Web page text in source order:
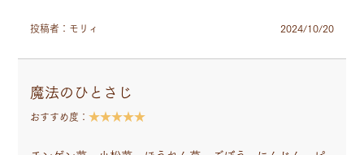
投稿者：モリィ 2024/10/20
魔法のひとさじ
おすすめ度： ★★★★★